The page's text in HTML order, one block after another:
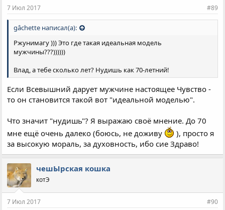
7 Июл 2017 #89
gâchette написал(а):
Ржунимагу ))) Это где такая идеальная модель
мужчины???))))))
Влад, а тебе сколько лет? Нудишь как 70-летний!
Если Всевышний дарует мужчине настоящее Чувство -
то он становится такой вот "идеальной моделью".
Что значит "нудишь"? Я выражаю своё мнение. До 70
мне ещё очень далеко (боюсь, не доживу
), просто я
за высокую мораль, за духовность, ибо сие Здраво!
чешЫрская кошка
котЭ
7 Июл 2017 #90